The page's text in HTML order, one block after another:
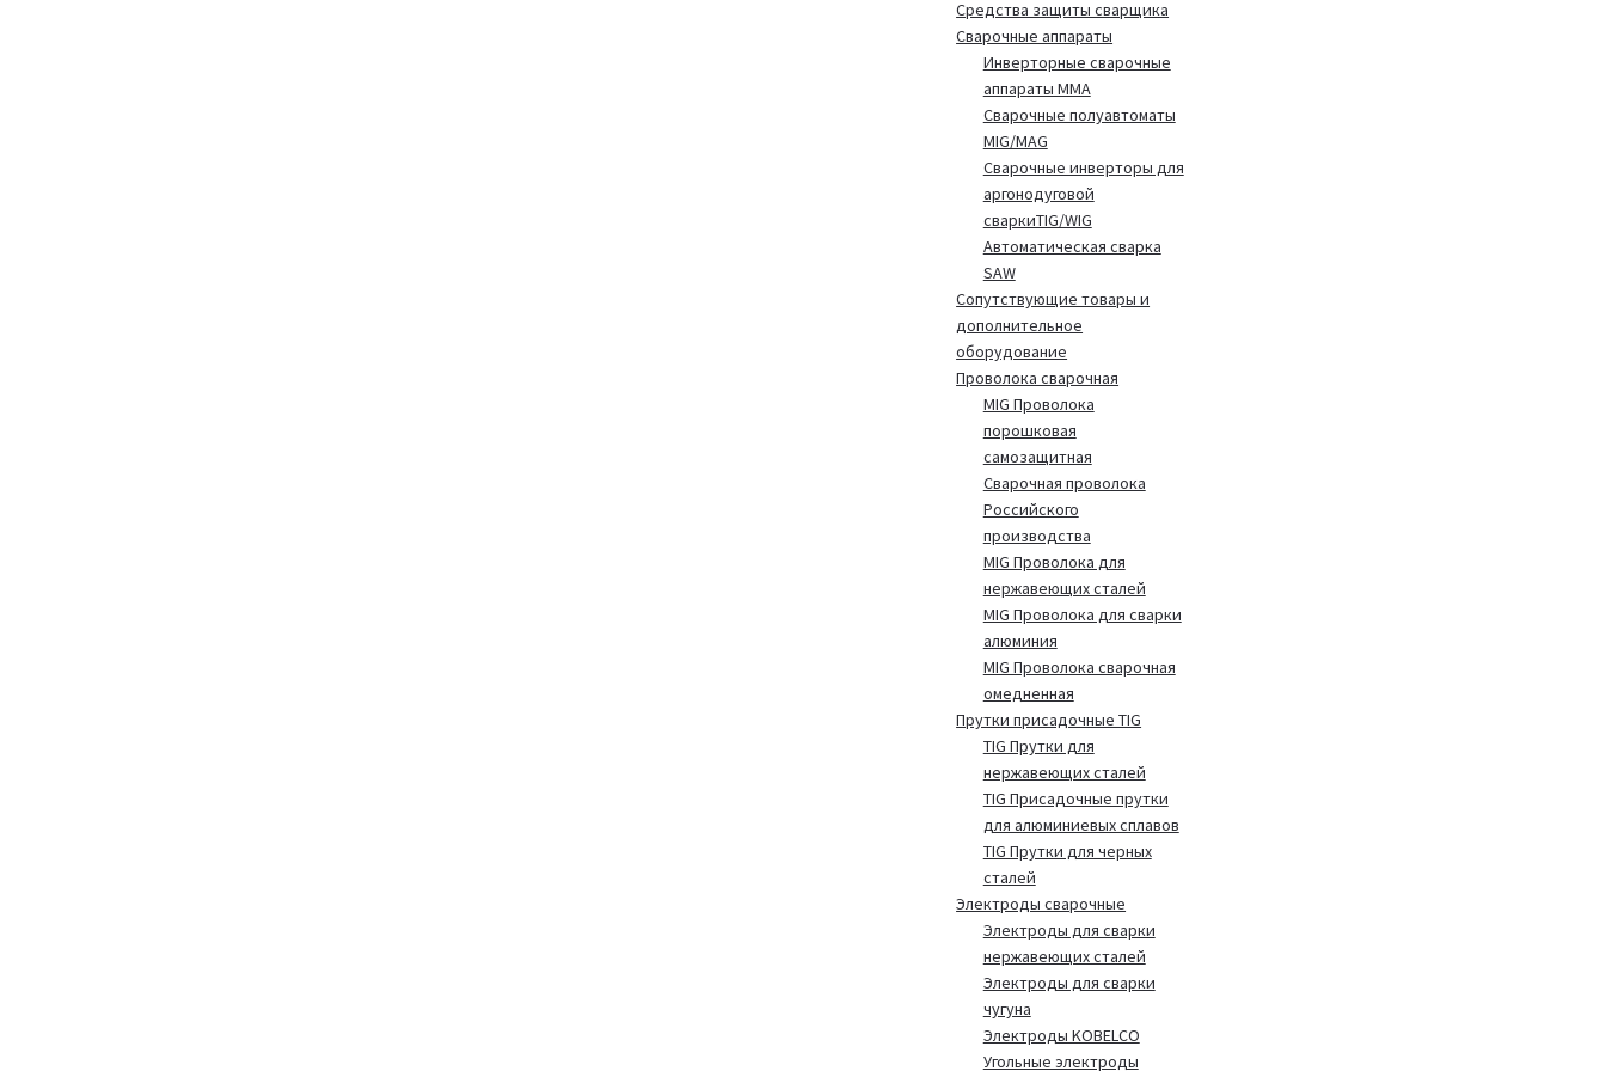
Средства защиты сварщика
Сварочные аппараты
Инверторные сварочные
аппараты MMA
Сварочные полуавтоматы
MIG/MAG
Сварочные инверторы для
аргонодуговой
сваркиTIG/WIG
Автоматическая сварка
SAW
Сопутствующие товары и
дополнительное
оборудование
Проволока сварочная
MIG Проволока
порошковая
самозащитная
Сварочная проволока
Российского
производства
MIG Проволока для
нержавеющих сталей
MIG Проволока для сварки
алюминия
MIG Проволока сварочная
омедненная
Прутки присадочные TIG
TIG Прутки для
нержавеющих сталей
TIG Присадочные прутки
для алюминиевых сплавов
TIG Прутки для черных
сталей
Электроды сварочные
Электроды для сварки
нержавеющих сталей
Электроды для сварки
чугуна
Электроды KOBELCO
Угольные электроды